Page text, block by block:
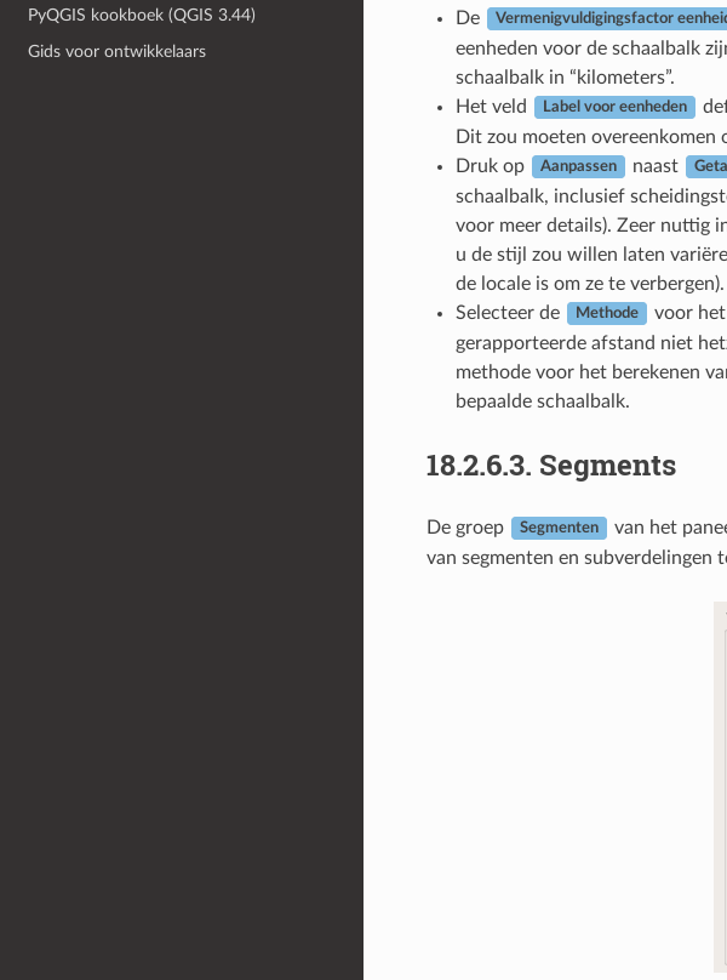
PyQGIS kookboek (QGIS 3.44)
Gids voor ontwikkelaars
De
Vermenigvuldigingsfactor
eenheden voor de schaalbalk
schaalbalk in “kilometers”.
Het veld
Label voor eenheden
Dit zou moeten
Druk op
Aanpassen naast
schaalbalk, inclusief
voor meer details). Zeer nuttig
u de stijl zou willen laten
de locale is om ze te verbergen).
Selecteer de
Methode
voor het
gerapporteerde afstand niet
methode voor het berekenen
bepaalde schaalbalk.
18.2.6.3. Segments
De groep Segmenten van het
van segmenten en subverdelingen